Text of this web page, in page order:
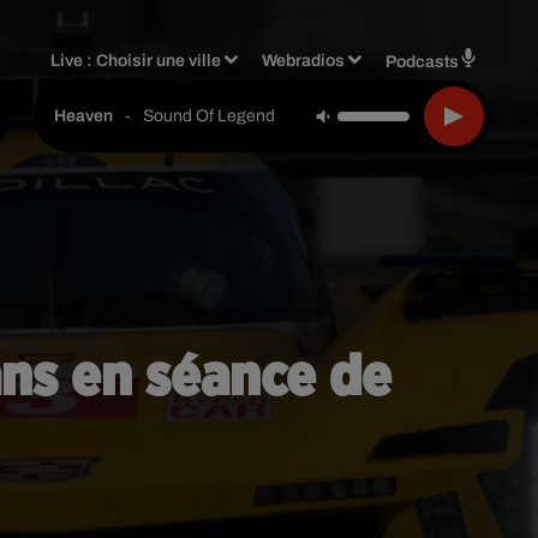
Live :Choisir une ville Webradios Podcasts
Heaven - Sound Of Legend
en séance de